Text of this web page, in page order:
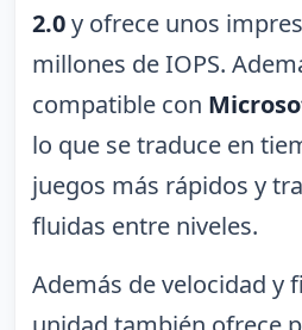
2.0y ofrece unos
millones de IOPS.
compatible con
lo que se traduce en
juegos más rápidos y
fluidas entre niveles.
Además de velocidad y